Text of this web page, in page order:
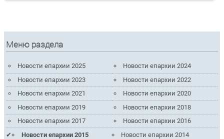
Меню раздела
Новости епархии 2025
Новости епархии 2024
Новости епархии 2023
Новости епархии 2022
Новости епархии 2021
Новости епархии 2020
Новости епархии 2019
Новости епархии 2018
Новости епархии 2017
Новости епархии 2016
Новости епархии 2015
Новости епархии 2014